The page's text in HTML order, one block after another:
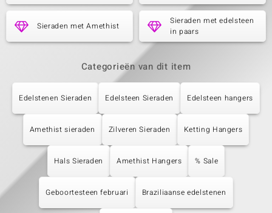
Sieraden met Amethist
Sieraden met edelsteen
in paars
Categorieën van dit item
Edelstenen Sieraden Edelsteen Sieraden Edelsteen hangers
Amethist sieraden Zilveren Sieraden Ketting Hangers
Hals Sieraden Amethist Hangers % Sale
Geboortesteen februari Braziliaanse edelstenen